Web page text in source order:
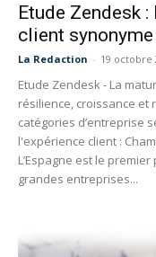
Etude Zendesk
client
La Redaction - 19 octobre
Etude Zendesk - La
résilience, croissance et
catégories d’entreprise
l'expérience client :
L’Espagne est le
grandes entreprises...